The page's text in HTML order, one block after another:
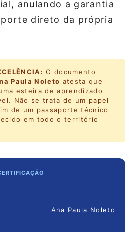
anulando a garantia
direto da própria
O documento
Paula Noleto atesta que
esteira de aprendizado
Não se trata de um papel
de um passaporte técnico
em todo o território
Ana Paula Noleto